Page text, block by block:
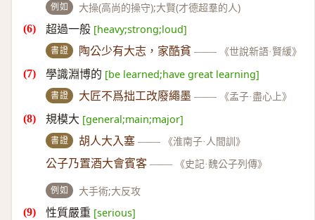
例如 大操(高尚的操守);大賢(才德超羣的人)
超過一般 [heavy;strong;loud]
書證 陶公少有大志，家酷貧 —— 《世說新語·賢緩》
學識淵博的 [be learned;have great learning]
書證 大匠不爲拙工改廢繩墨 —— 《孟子·盡心上》
規模大 [general;main;major]
書證 胡人大入塞 —— 《淮南子·人間訓》
公子乃置酒大會賓客 —— 《史記·魏公子列傳》
例如 大手術;大反攻
性質嚴重 [serious]